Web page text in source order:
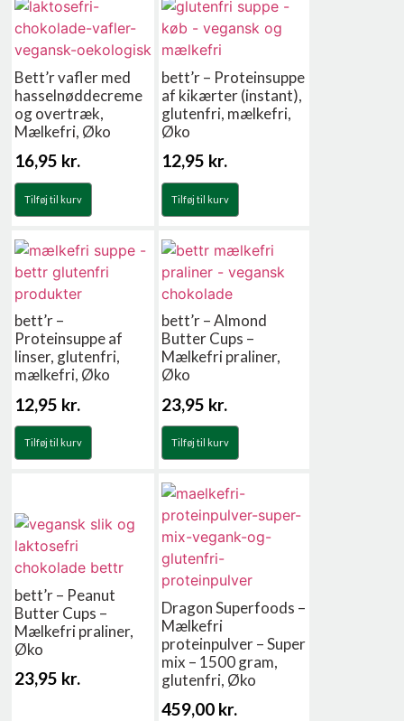
Bett’r vafler med
hasselnøddecreme
og overtræk,
Mælkefri, Øko
16,95 kr.
Tilføj til kurv
bett’r – Proteinsuppe
af kikærter (instant),
glutenfri, mælkefri,
Øko
12,95 kr.
Tilføj til kurv
bett’r –
Proteinsuppe af
linser, glutenfri,
mælkefri, Øko
12,95 kr.
Tilføj til kurv
bett’r – Almond
Butter Cups –
Mælkefri praliner,
Øko
23,95 kr.
Tilføj til kurv
bett’r – Peanut
Butter Cups –
Mælkefri praliner,
Øko
23,95 kr.
Dragon Superfoods –
Mælkefri
proteinpulver – Super
mix – 1500 gram,
glutenfri, Øko
459,00 kr.